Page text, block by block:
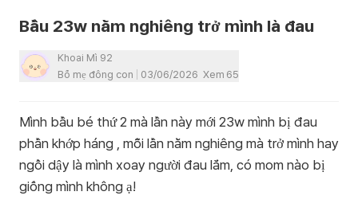
Bầu 23w nằm nghiêng trở mình là đau
Khoai Mì 92
Bố mẹ đông con
03/06/2026 Xem 65
Mình bầu bé thứ 2 mà lần này mới 23w mình bị đau
phần khớp háng , mỗi lần nằm nghiêng mà trở mình hay
ngồi dậy là mình xoay người đau lắm, có mom nào bị
giống mình không ạ!